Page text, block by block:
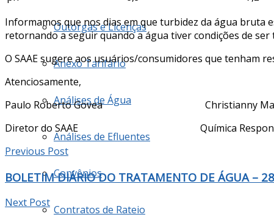
Outorgas e Licenças
Anexo Tarifário
Análises de Água
Análises de Efluentes
Convênios
Contratos de Rateio
Informamos que nos dias em que turbidez da água bruta
retornando a seguir quando a água tiver condições de
O SAAE sugere aos usuários/consumidores que tenham
Atenciosamente,
Paulo Roberto Govea Christianny
Diretor do SAAE Química
Previous Post
BOLETIM DIÁRIO DO TRATAMENTO DE ÁGUA –
Next Post